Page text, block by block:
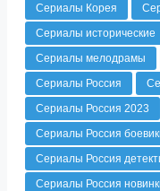
Сериалы Корея
Сериалы исторические
Сериалы мелодрамы
Сериалы Россия
Сериалы Россия 2023
Сериалы Россия
Сериалы Россия
Сериалы Россия